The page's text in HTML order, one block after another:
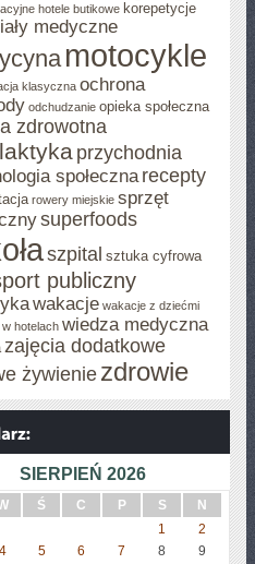
hotele butikowe korepetycje
medyczne
motocykle
klasyczna ochrona
odchudzanie opieka społeczna
zdrowotna
przychodnia
społeczna recepty
rowery miejskie sprzęt
superfoods
szpital sztuka cyfrowa
publiczny
wakacje wakacje z dziećmi
hotelach wiedza medyczna
zajęcia dodatkowe
żywienie zdrowie
SIERPIEŃ 2026
Ś C P S
N
1
2
5 6 7 8
9